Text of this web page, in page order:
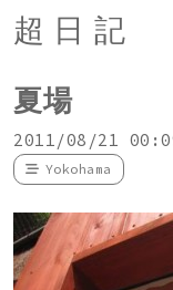
超日記
夏場
2011/08/21
Yokohama